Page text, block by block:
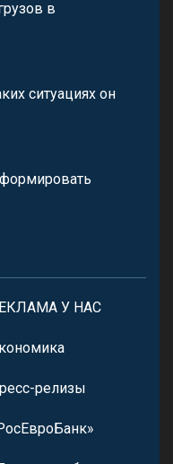
в
ситуациях он
У НАС
релизы